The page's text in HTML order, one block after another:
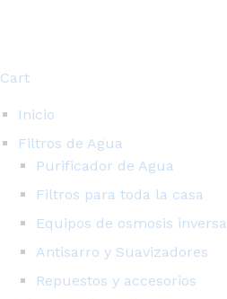
Cart
Inicio
Filtros de Agua
Purificador de Agua
Filtros para toda la casa
Equipos de osmosis inversa
Antisarro y Suavizadores
Repuestos y accesorios